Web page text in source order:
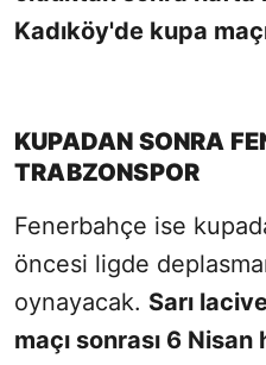
Kadıköy'de kupa
KUPADAN SONRA
TRABZONSPOR
Fenerbahçe ise
öncesi ligde
oynayacak. Sarı
maçı sonrası 6